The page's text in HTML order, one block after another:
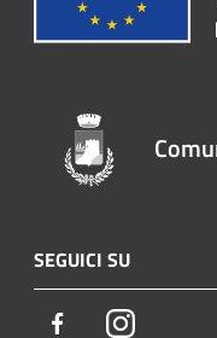
SEGUICI SU
FacebookInstagram